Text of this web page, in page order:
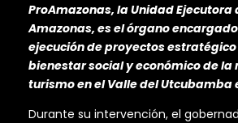
ProAmazonas, la Unidad Ejecutora
Amazonas, es el órgano
ejecución de proyectos
bienestar social y económico de la
turismo en el Valle del Utcubamba
Durante su intervención, el